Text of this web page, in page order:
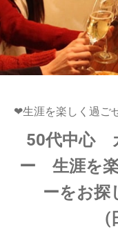
❤生涯を楽しく過ご
50代中心
ー 生涯を
ーをお
(